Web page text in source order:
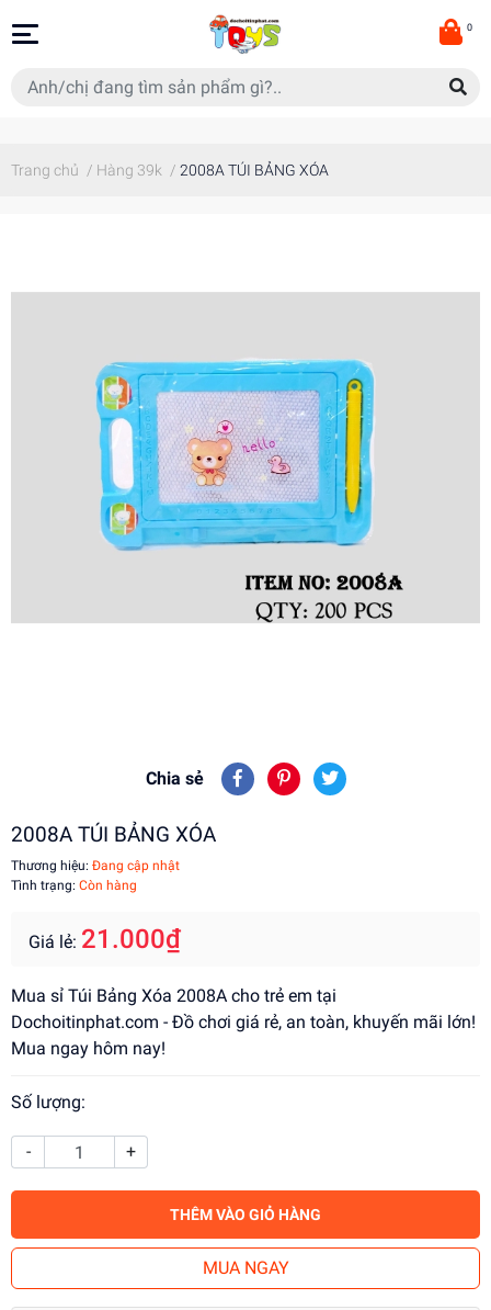
0
Trang chủ / Hàng 39k / 2008A TÚI BẢNG XÓA
Chia sẻ
2008A TÚI BẢNG XÓA
Thương hiệu: Đang cập nhật
Tình trạng: Còn hàng
Giá lẻ: 21.000₫
Mua sỉ Túi Bảng Xóa 2008A cho trẻ em tại
Dochoitinphat.com - Đồ chơi giá rẻ, an toàn, khuyến mãi lớn!
Mua ngay hôm nay!
Số lượng:
- +
THÊM VÀO GIỎ HÀNG
MUA NGAY